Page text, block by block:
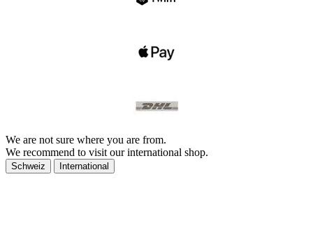
We are not sure where you are from.
We recommend to visit our international shop.
Schweiz International